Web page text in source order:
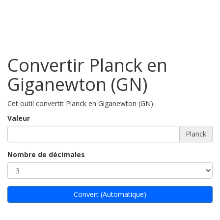
Convertir Planck en
Giganewton (GN)
Cet outil convertit Planck en Giganewton (GN).
Valeur
Planck
Nombre de décimales
Convert (Automatique)